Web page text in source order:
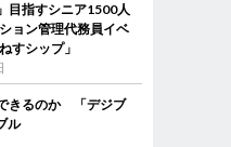
目指すシニア1500人
ョン管理代務員イベ
すシップ」
きるのか 「デジブ
ル